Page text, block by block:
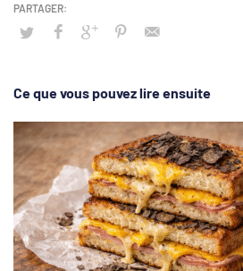
Ce que vous pouvez lire ensuite